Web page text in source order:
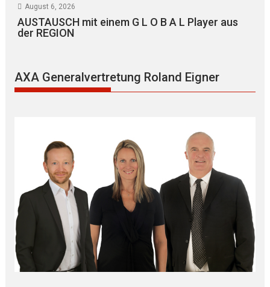
August 6, 2026
AUSTAUSCH mit einem G L O B A L Player aus
der REGION
AXA Generalvertretung Roland Eigner